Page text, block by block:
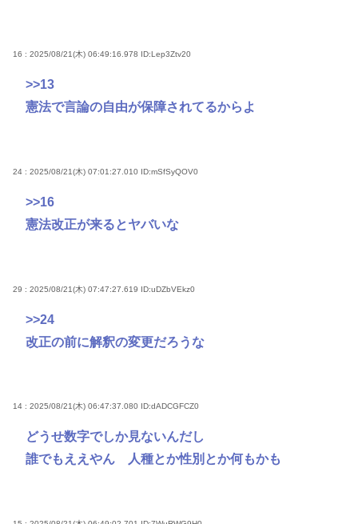
16 : 2025/08/21(木) 06:49:16.978 ID:Lep3Ztv20
>>13
憲法で言論の自由が保障されてるからよ
24 : 2025/08/21(木) 07:01:27.010 ID:mSfSyQOV0
>>16
憲法改正が来るとヤバいな
29 : 2025/08/21(木) 07:47:27.619 ID:uDZbVEkz0
>>24
改正の前に解釈の変更だろうな
14 : 2025/08/21(木) 06:47:37.080 ID:dADCGFCZ0
どうせ数字でしか見ないんだし
誰でもええやん 人種とか性別とか何もかも